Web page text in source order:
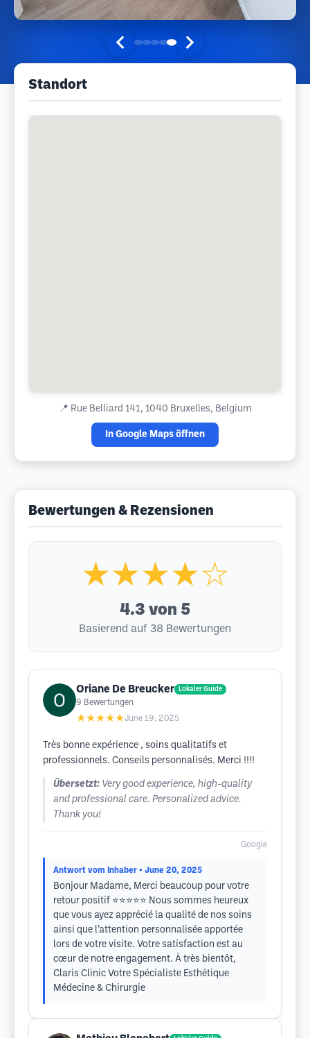
Standort
📍 Rue Belliard 141, 1040 Bruxelles, Belgium
In Google Maps öffnen
Bewertungen & Rezensionen
★★★★☆
4.3 von 5
Basierend auf 38 Bewertungen
Oriane De Breucker Lokaler Guide
9 Bewertungen
★★★★★June 19, 2025
Très bonne expérience , soins qualitatifs et
professionnels. Conseils personnalisés. Merci !!!!
Übersetzt: Very good experience, high-quality
and professional care. Personalized advice.
Thank you!
Google
Antwort vom Inhaber • June 20, 2025
Bonjour Madame, Merci beaucoup pour votre
retour positif ⭐⭐⭐⭐⭐ Nous sommes heureux
que vous ayez apprécié la qualité de nos soins
ainsi que l’attention personnalisée apportée
lors de votre visite. Votre satisfaction est au
cœur de notre engagement. À très bientôt,
Claris Clinic Votre Spécialiste Esthétique
Médecine & Chirurgie